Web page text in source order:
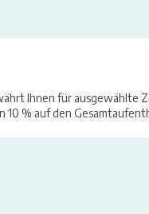
Ihnen für ausgewählte
10 % auf den